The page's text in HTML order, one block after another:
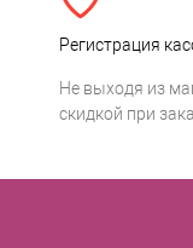
Регистрация
Не выходя из
скидкой при